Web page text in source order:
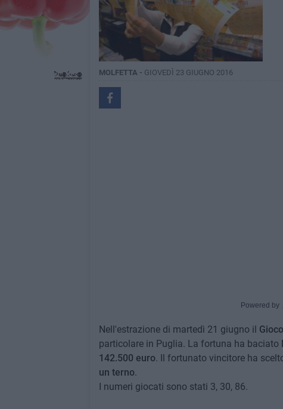
MOLFETTA - GIOVEDÌ 23 GIUGNO 2016
Powered by
Nell'estrazione di martedì 21 giugno il
particolare in Puglia. La fortuna ha baciato
142.500 euro. Il fortunato vincitore ha
un terno.
I numeri giocati sono stati 3, 30, 86.